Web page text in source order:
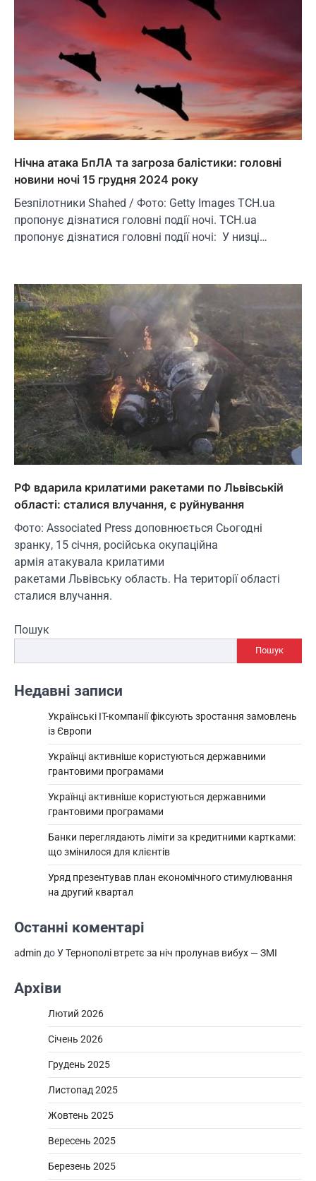
Нічна атака БпЛА та загроза балістики: головні
новини ночі 15 грудня 2024 року
Безпілотники Shahed / Фото: Getty Images ТСН.ua
пропонує дізнатися головні події ночі. ТСН.ua
пропонує дізнатися головні події ночі: У низці…
РФ вдарила крилатими ракетами по Львівській
області: сталися влучання, є руйнування
Фото: Associated Press доповнюється Сьогодні
зранку, 15 січня, російська окупаційна
армія атакувала крилатими
ракетами Львівську область. На території області
сталися влучання.
Пошук
Пошук
Недавні записи
Українські IT-компанії фіксують зростання замовлень
із Європи
Українці активніше користуються державними
грантовими програмами
Українці активніше користуються державними
грантовими програмами
Банки переглядають ліміти за кредитними картками:
що змінилося для клієнтів
Уряд презентував план економічного стимулювання
на другий квартал
Останні коментарі
admin доУ Тернополі втретє за ніч пролунав вибух — ЗМІ
Архіви
Лютий 2026
Січень 2026
Грудень 2025
Листопад 2025
Жовтень 2025
Вересень 2025
Березень 2025